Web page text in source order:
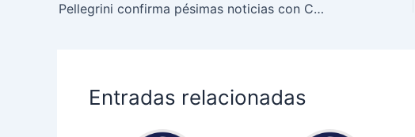
Pellegrini confirma pésimas noticias con Cucho, revela la molestia de Antony y señala la baja obligada en la lista europea del Betis
Entradas relacionadas